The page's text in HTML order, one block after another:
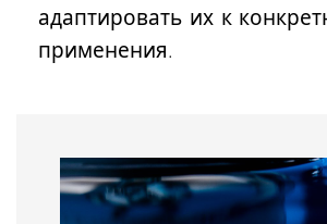
адаптировать их к
применения.